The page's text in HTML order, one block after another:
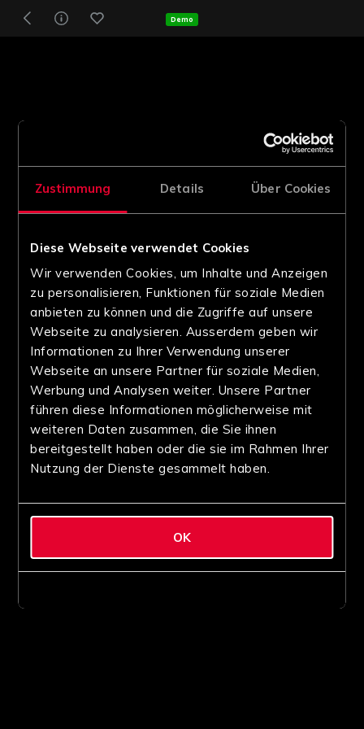
Zustimmung Details Über Cookies
Diese Webseite verwendet Cookies
Wir verwenden Cookies, um Inhalte und Anzeigen
zu personalisieren, Funktionen für soziale Medien
anbieten zu können und die Zugriffe auf unsere
Webseite zu analysieren. Ausserdem geben wir
Informationen zu Ihrer Verwendung unserer
Webseite an unsere Partner für soziale Medien,
Werbung und Analysen weiter. Unsere Partner
führen diese Informationen möglicherweise mit
weiteren Daten zusammen, die Sie ihnen
bereitgestellt haben oder die sie im Rahmen Ihrer
Nutzung der Dienste gesammelt haben.
OK
Demo